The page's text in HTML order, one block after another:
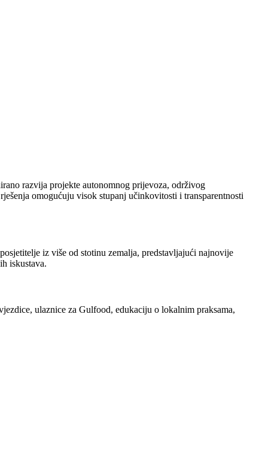
razvija projekte autonomnog prijevoza, održivog
omogućuju visok stupanj učinkovitosti i transparentnosti
iz više od stotinu zemalja, predstavljajući najnovije
iskustava.
ulaznice za Gulfood, edukaciju o lokalnim praksama,